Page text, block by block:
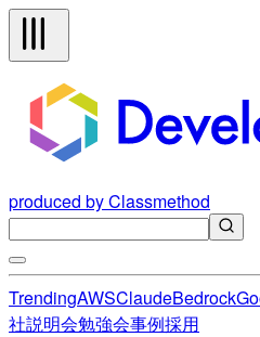
produced by Classmethod
TrendingAWSClaudeBedrock
社説明会勉強会事例採用